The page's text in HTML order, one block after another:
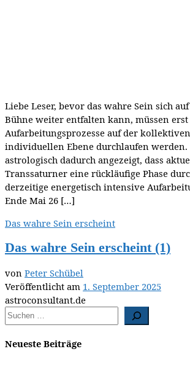
Liebe Leser, bevor das wahre Sein sich
Bühne weiter entfalten kann, müssen
Aufarbeitungsprozesse auf der
individuellen Ebene durchlaufen
astrologisch dadurch angezeigt, dass
Transsaturner eine rückläufige Phase
derzeitige energetisch intensive
Ende Mai 26 […]
Das wahre Sein erscheint
Das wahre Sein erscheint (1)
von Peter Schübel
Veröffentlicht am 1. September 2025
astroconsultant.de
Neueste Beiträge